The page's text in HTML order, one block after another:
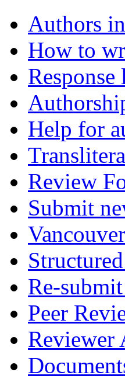
Authors
How to
Help for
Review
Submit
Re-
Peer
Reviewer